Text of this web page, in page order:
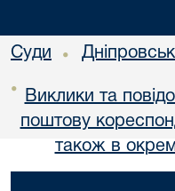
Суди •
•
Виклики та
поштову
також в